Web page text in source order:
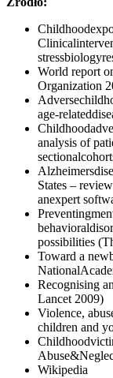
World report
Organization
age-
analysis of
States –
anexpert
possibilities
Toward a
Recognising
Lancet 2009)
Violence,
children and
Wikipedia